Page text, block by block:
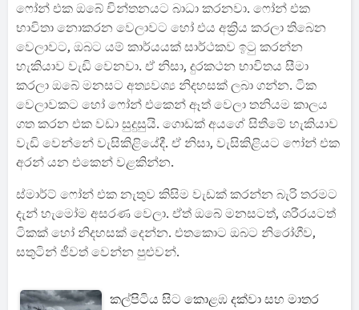
ෆෝන් එක ඔබේ චින්තනයට බාධා කරනවා. ෆෝන් එක
භාවිතා නොකරන වෙලාවට හෝ එය අක්‍රිය කරලා තිබෙන
වෙලාවට, ඔබට යම් කාර්යයක් සාර්ථකව ඉටු කරන්න
හැකියාව වැඩි වෙනවා. ඒ නිසා, දුරකථන භාවිතය සීමා
කරලා ඔබේ මනසට අත්‍යවශ්‍ය නිදහසක් ලබා ගන්න. ටික
වෙලාවකට හෝ ෆෝන් එකෙන් ඈත් වෙලා තනියම කාලය
ගත කරන එක වඩා සුදුසුයි. ගොඩක් අයගේ සිතීමේ හැකියාව
වැඩි වෙන්නේ වැසිකිළියේදී. ඒ නිසා, වැසිකිළියට ෆෝන් එක
අරන් යන එකෙන් වළකින්න.
ස්මාර්ට් ෆෝන් එක නැතුව කිසිම වැඩක් කරන්න බැරි තරමට
දැන් හැමෝම අසරණ වෙලා. ඒත් ඔබේ මනසටත්, ශරීරයටත්
ටිකක් හෝ නිදහසක් දෙන්න. එතකොට ඔබට නිරෝගීව,
සතුටින් ජීවත් වෙන්න පුළුවන්.
කල්පිටිය සිට කොළඹ දක්වා සහ මාතර